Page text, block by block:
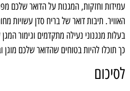
עמידות וחזקות, המגנות על הדואר שלכם
האוויר. תיבות דואר של בריח סדן עשויות
בעלות מנגנוני נעילה מתקדמים וגימור המגן
כך תוכלו להיות בטוחים שהדואר שלכם מוגן
לסיכום